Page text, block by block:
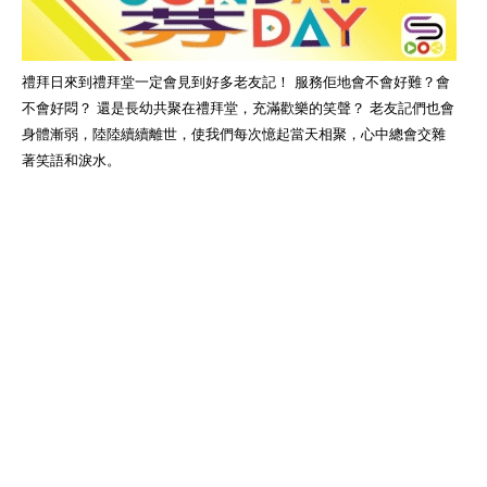
禮拜日來到禮拜堂一定會見到好多老友記！ 服務佢地會不會好難？會
不會好悶？ 還是長幼共聚在禮拜堂，充滿歡樂的笑聲？ 老友記們也會
身體漸弱，陸陸續續離世，使我們每次憶起當天相聚，心中總會交雜
著笑語和淚水。